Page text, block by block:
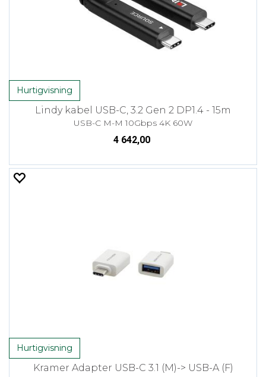
Hurtigvisning
Lindy kabel USB-C, 3.2 Gen 2 DP1.4 - 15m
USB-C M-M 10Gbps 4K 60W
4 642,00
Hurtigvisning
Kramer Adapter USB-C 3.1 (M)-> USB-A (F)